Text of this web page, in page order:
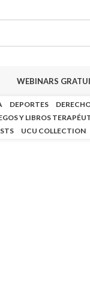
WEBINARS
DEPORTES
Y LIBROS
UCU COLLECTION